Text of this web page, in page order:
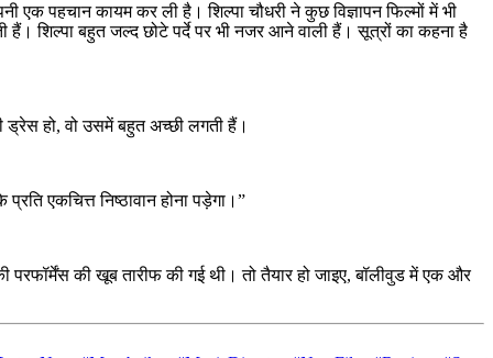
एक पहचान कायम कर ली है। शिल्पा चौधरी ने कुछ विज्ञापन फिल्मों में भी
हैं। शिल्पा बहुत जल्द छोटे पर्दे पर भी नजर आने वाली हैं। सूत्रों का कहना है
ड्रेस हो, वो उसमें बहुत अच्छी लगती हैं।
एकचित्त निष्ठावान होना पड़ेगा।”
की खूब तारीफ की गई थी। तो तैयार हो जाइए, बॉलीवुड में एक और